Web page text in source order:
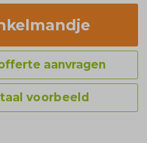
aanvragen
voorbeeld